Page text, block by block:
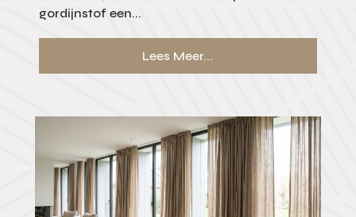
gordijnstof een...
Lees Meer...